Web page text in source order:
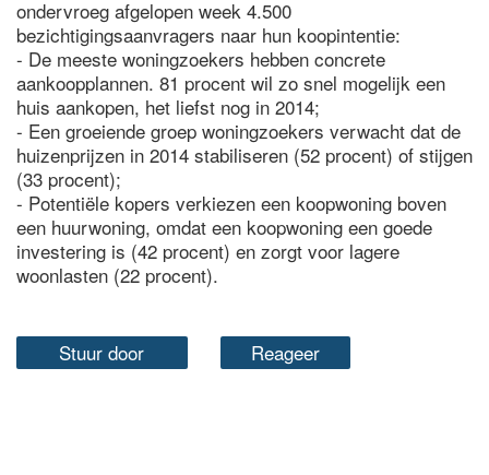
ondervroeg afgelopen week 4.500
bezichtigingsaanvragers naar hun koopintentie:
- De meeste woningzoekers hebben concrete
aankoopplannen. 81 procent wil zo snel mogelijk een
huis aankopen, het liefst nog in 2014;
- Een groeiende groep woningzoekers verwacht dat de
huizenprijzen in 2014 stabiliseren (52 procent) of stijgen
(33 procent);
- Potentiële kopers verkiezen een koopwoning boven
een huurwoning, omdat een koopwoning een goede
investering is (42 procent) en zorgt voor lagere
woonlasten (22 procent).
Stuur door Reageer